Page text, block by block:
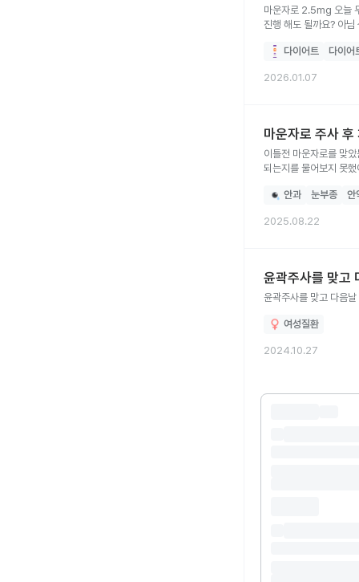
마운자로 2.5mg 오늘
진행 해도 될까요? 아님 심박수 돌아오는거 확인
없었습니다
다이어트 다이어
2026.01.07
마운자로 주사
이틀전 마운자로를 맞았는데요 오늘 안과진료보고 프레디솔정,알레리진정, 이록펜정을 처방받았습니다 집에
안과 눈부종 안
2025.08.22
윤곽주사를 맞고
윤곽주사를 맞고 다음
여성질환
2024.10.27